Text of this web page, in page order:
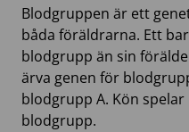
Blodgruppen är ett
båda föräldrarna. Ett
blodgrupp än sin
ärva genen för
blodgrupp A. Kön
blodgrupp.